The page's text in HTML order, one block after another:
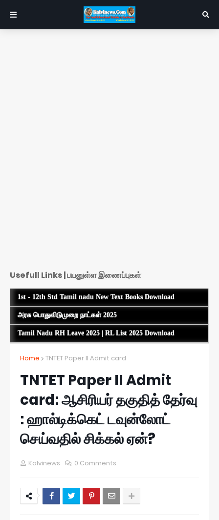
Usefull Links | பயனுள்ள இணைப்புகள்
1st - 12th Std Tamil nadu New Text Books Download
அரசு பொதுவிடுமுறை நாட்கள் 2025
Tamil Nadu RH Leave 2025 | RL List 2025 Download
Home TNTET Paper II Admit card
TNTET Paper II Admit
card: ஆசிரியர் தகுதித் தேர்வு
: ஹால்டிக்கெட் டவுன்லோட்
செய்வதில் சிக்கல் ஏன்?
Kalvinews 0 Comments